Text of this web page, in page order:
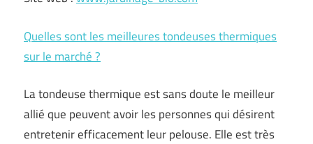
Quelles sont les meilleures tondeuses thermiques
sur le marché ?
La tondeuse thermique est sans doute le meilleur
allié que peuvent avoir les personnes qui désirent
entretenir efficacement leur pelouse. Elle est très